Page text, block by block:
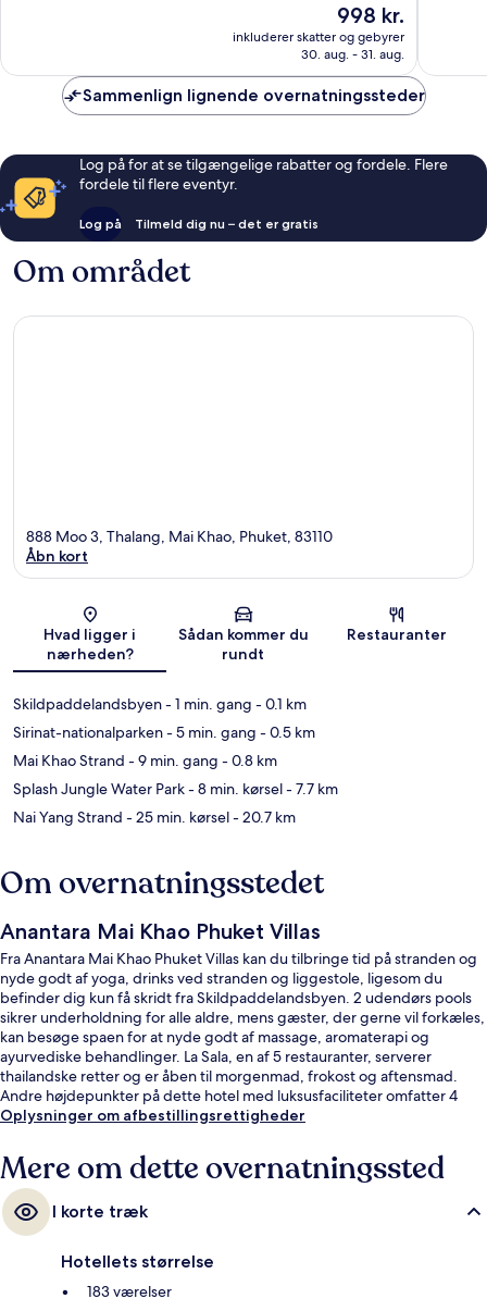
Prisen
er
998 kr.
998 kr.
inkluderer skatter og gebyrer
30. aug. - 31. aug.
Credit
Shared
Po,
Sammenlign lignende overnatningssteder
Log på for at se tilgængelige rabatter og fordele. Flere
fordele til flere eventyr.
Log på Tilmeld dig nu – det er gratis
Om området
Kort
888 Moo 3, Thalang, Mai Khao, Phuket, 83110
Åbn kort
Hvad ligger i
nærheden?
Sådan kommer du
rundt
Restauranter
Skildpaddelandsbyen- 1 min. gang - 0.1 km
Sirinat-nationalparken- 5 min. gang - 0.5 km
Mai Khao Strand - 9 min. gang - 0.8 km
Splash Jungle Water Park- 8 min. kørsel- 7.7 km
Nai Yang Strand - 25 min. kørsel- 20.7 km
Om overnatningsstedet
Anantara Mai Khao Phuket Villas
Fra Anantara Mai Khao Phuket Villas kan du tilbringe tid på stranden og
nyde godt af yoga, drinks ved stranden og liggestole, ligesom du
befinder dig kun få skridt fra Skildpaddelandsbyen. 2 udendørs pools
sikrer underholdning for alle aldre, mens gæster, der gerne vil forkæles,
kan besøge spaen for at nyde godt af massage, aromaterapi og
ayurvediske behandlinger. La Sala, en af 5 restauranter, serverer
thailandske retter og er åben til morgenmad, frokost og aftensmad.
Andre højdepunkter på dette hotel med luksusfaciliteter omfatter 4
barer/lounger, en gratis børneklub og en bar ved poolen. Stedets
fra rejsende.
Oplysninger om afbestillingsrettigheder
Mere om dette overnatningssted
I korte træk
Hotellets størrelse
183 værelser